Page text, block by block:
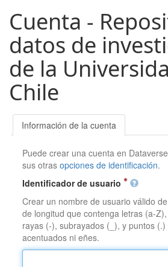
Cuenta -
datos de
de la
Chile
Información de la cuenta
Puede crear una cuenta en
sus otrasopciones de identificación.
Identificador de usuario
Crear un nombre de usuario válido
de longitud que contenga letras (a-
rayas (-), subrayados (_), y puntos
acentuados ni eñes.